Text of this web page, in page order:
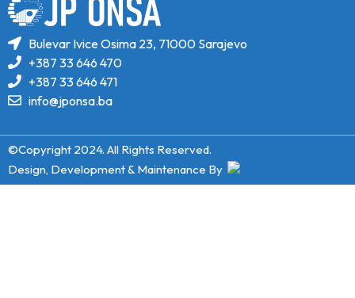
Bulevar Ivice Osima 23, 71000 Sarajevo
+387 33 646 470
+387 33 646 471
info@jponsa.ba
©Copyright 2024. All Rights Reserved.
Design, Development & Maintenance By